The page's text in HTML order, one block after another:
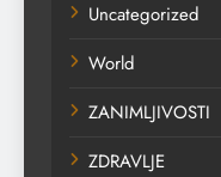
Uncategorized
World
ZANIMLJIVOSTI
ZDRAVLJE